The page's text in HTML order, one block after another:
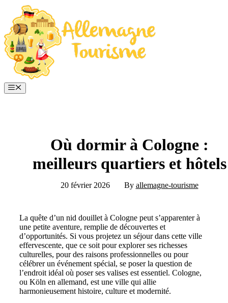
contenu
Menu
Où dormir à Cologne :
meilleurs quartiers et hôtels
20 février 2026 By allemagne-tourisme
La quête d’un nid douillet à Cologne peut s’apparenter à
une petite aventure, remplie de découvertes et
d’opportunités. Si vous projetez un séjour dans cette ville
effervescente, que ce soit pour explorer ses richesses
culturelles, pour des raisons professionnelles ou pour
célébrer un événement spécial, se poser la question de
l’endroit idéal où poser ses valises est essentiel. Cologne,
ou Köln en allemand, est une ville qui allie
harmonieusement histoire, culture et modernité.